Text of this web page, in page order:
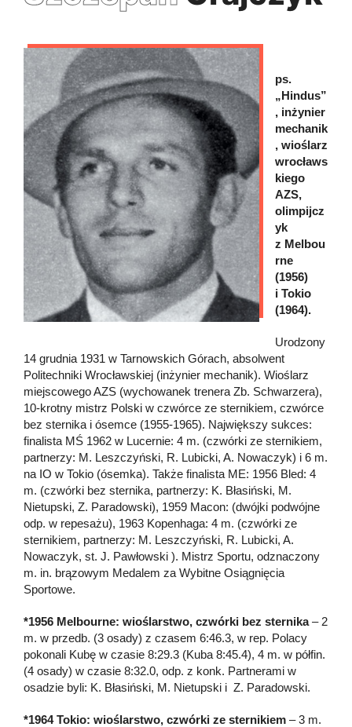
ps.
„Hindus”
, inżynier
mechanik
, wioślarz
wrocławs
kiego
AZS,
olimpijcz
yk
z Melbou
rne
(1956)
i Tokio
(1964).
Urodzony
14 grudnia 1931 w Tarnowskich Górach, absolwent
Politechniki Wrocławskiej (inżynier mechanik). Wioślarz
miejscowego AZS (wychowanek trenera Zb. Schwarzera),
10-krotny mistrz Polski w czwórce ze sternikiem, czwórce
bez sternika i ósemce (1955-1965). Największy sukces:
finalista MŚ 1962 w Lucernie: 4 m. (czwórki ze sternikiem,
partnerzy: M. Leszczyński, R. Lubicki, A. Nowaczyk) i 6 m.
na IO w Tokio (ósemka). Także finalista ME: 1956 Bled: 4
m. (czwórki bez sternika, partnerzy: K. Błasiński, M.
Nietupski, Z. Paradowski), 1959 Macon: (dwójki podwójne
odp. w repesażu), 1963 Kopenhaga: 4 m. (czwórki ze
sternikiem, partnerzy: M. Leszczyński, R. Lubicki, A.
Nowaczyk, st. J. Pawłowski ). Mistrz Sportu, odznaczony
m. in. brązowym Medalem za Wybitne Osiągnięcia
Sportowe.
*1956 Melbourne: wioślarstwo, czwórki bez sternika– 2
m. w przedb. (3 osady) z czasem 6:46.3, w rep. Polacy
pokonali Kubę w czasie 8:29.3 (Kuba 8:45.4), 4 m. w półfin.
(4 osady) w czasie 8:32.0, odp. z konk. Partnerami w
osadzie byli: K. Błasiński, M. Nietupski i Z. Paradowski.
*1964 Tokio: wioślarstwo, czwórki ze sternikiem – 3 m.